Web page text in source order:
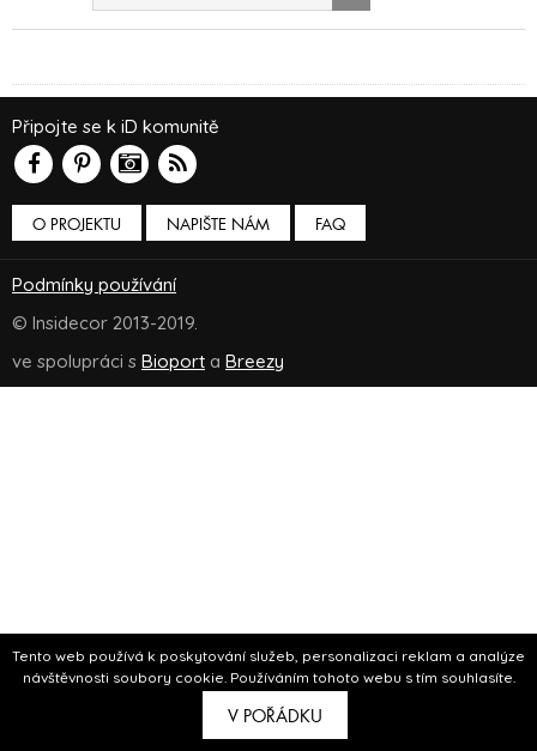
Tento web používá k poskytování služeb, personalizaci reklam a analýze
návštěvnosti soubory cookie. Používáním tohoto webu s tím souhlasíte.
V POŘÁDKU
O PROJEKTU NAPIŠTE NÁM
Připojte se k iD komunitě
FAQ
Podmínky používání
© Insidecor 2013-2019.
ve spolupráci s Bioport a Breezy